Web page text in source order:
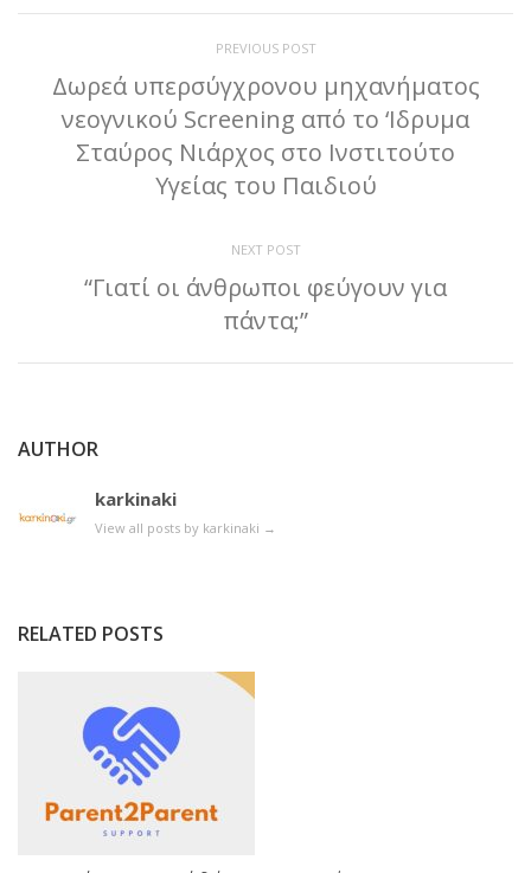
PREVIOUS POST
Δωρεά υπερσύγχρονου μηχανήματος
νεογνικού Screening από το ‘Ιδρυμα
Σταύρος Νιάρχος στο Ινστιτούτο
Υγείας του Παιδιού
NEXT POST
“Γιατί οι άνθρωποι φεύγουν για
πάντα;”
AUTHOR
karkinaki
View all posts by karkinaki →
RELATED POSTS